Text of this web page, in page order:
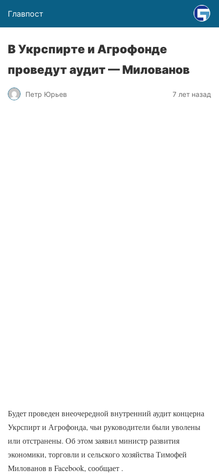
Главпост
В Укрспирте и Агрофонде
проведут аудит — Милованов
Петр Юрьев 7 лет назад
Будет проведен внеочередной внутренний аудит концерна
Укрспирт и Агрофонда, чьи руководители были уволены
или отстранены. Об этом заявил министр развития
экономики, торговли и сельского хозяйства Тимофей
Милованов в Facebook, сообщает .